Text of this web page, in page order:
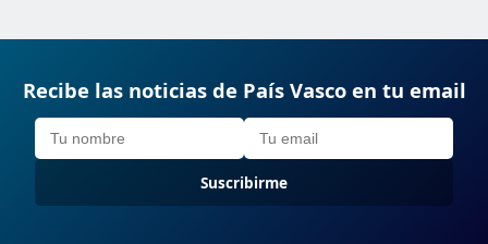
Recibe las noticias de País Vasco en tu email
Suscribirme